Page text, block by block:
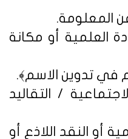
العلمية أو مكانة
/ التقاليد
أو النقد اللاذع أو